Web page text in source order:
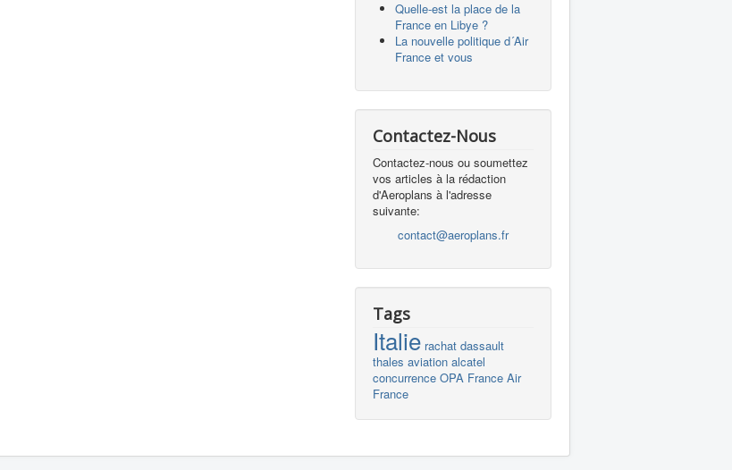
Quelle-est la place de la
France en Libye ?
La nouvelle politique d´Air
France et vous
Contactez-Nous
Contactez-nous ou soumettez
vos articles à la rédaction
d'Aeroplans à l'adresse
suivante:
contact@aeroplans.fr
Tags
Italie rachat dassault
thales aviation alcatel
concurrence OPA France Air
France